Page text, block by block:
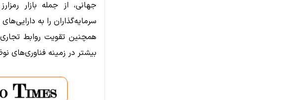
جهانی، از جمله بازار
سرمایه‌گذاران را به
همچنین تقویت روابط
بیشتر در زمینه فناوری‌های